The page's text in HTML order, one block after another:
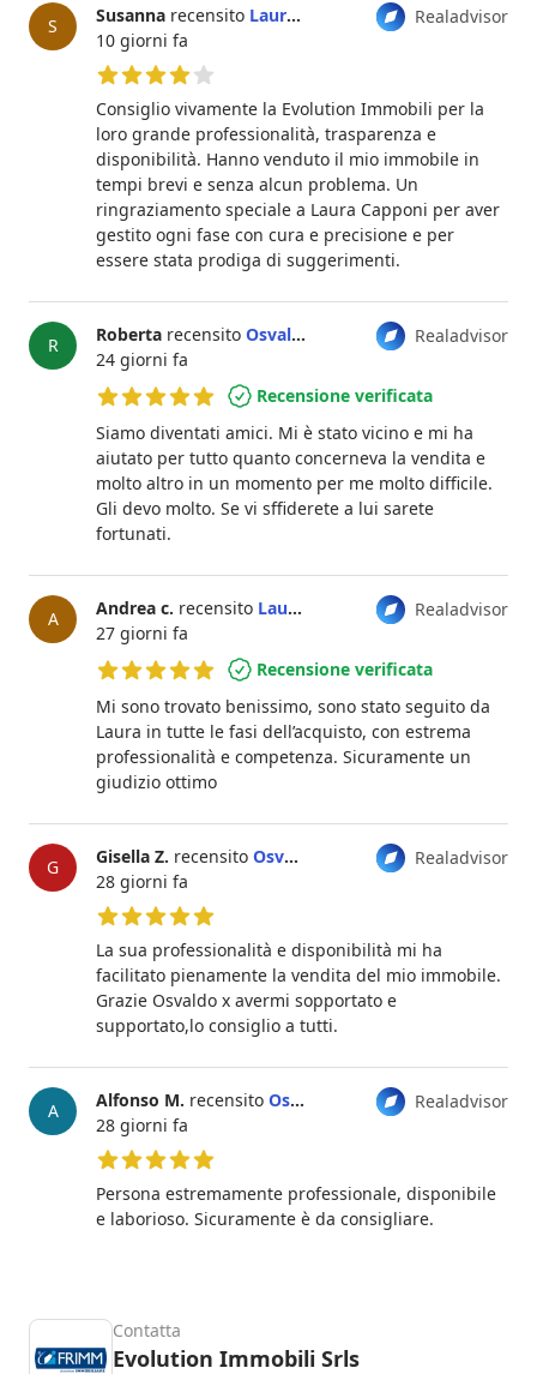
S Realadvisor
Susanna recensito Laura Capponi
10 giorni fa
4 su 5 stelle
Consiglio vivamente la Evolution Immobili per la
loro grande professionalità, trasparenza e
disponibilità. Hanno venduto il mio immobile in
tempi brevi e senza alcun problema. Un
ringraziamento speciale a Laura Capponi per aver
gestito ogni fase con cura e precisione e per
essere stata prodiga di suggerimenti.
R Realadvisor
Roberta recensito Osvaldo Vitelli
24 giorni fa
Recensione verificata
5 su 5 stelle
Siamo diventati amici. Mi è stato vicino e mi ha
aiutato per tutto quanto concerneva la vendita e
molto altro in un momento per me molto difficile.
Gli devo molto. Se vi sffiderete a lui sarete
fortunati.
A Realadvisor
Andrea c. recensito Laura Capponi
27 giorni fa
Recensione verificata
5 su 5 stelle
Mi sono trovato benissimo, sono stato seguito da
Laura in tutte le fasi dell’acquisto, con estrema
professionalità e competenza. Sicuramente un
giudizio ottimo
G Realadvisor
Gisella Z. recensito Osvaldo Vitelli
28 giorni fa
5 su 5 stelle
La sua professionalità e disponibilità mi ha
facilitato pienamente la vendita del mio immobile.
Grazie Osvaldo x avermi sopportato e
supportato,lo consiglio a tutti.
A Realadvisor
Alfonso M. recensito Osvaldo Vitelli
28 giorni fa
Persona estremamente professionale, disponibile
e laborioso. Sicuramente è da consigliare.
Contatta
Evolution Immobili Srls